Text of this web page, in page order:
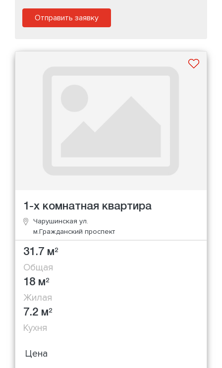
Отправить заявку
1-х комнатная квартира
Чарушинская ул.
м.Гражданский проспект
31.7 м2
Общая
18 м2
Жилая
7.2 м2
Кухня
Цена